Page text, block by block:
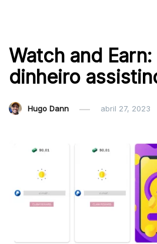
Watch and
dinheiro
Hugo Dann abril 27, 2023